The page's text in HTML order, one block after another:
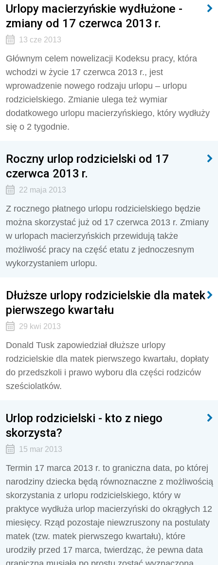
Urlopy macierzyńskie wydłużone -
zmiany od 17 czerwca 2013 r.
13 cze 2013
Głównym celem nowelizacji Kodeksu pracy, która
wchodzi w życie 17 czerwca 2013 r., jest
wprowadzenie nowego rodzaju urlopu – urlopu
rodzicielskiego. Zmianie ulega też wymiar
dodatkowego urlopu macierzyńskiego, który wydłuży
się o 2 tygodnie.
Roczny urlop rodzicielski od 17
czerwca 2013 r.
22 maja 2013
Z rocznego płatnego urlopu rodzicielskiego będzie
można skorzystać już od 17 czerwca 2013 r. Zmiany
w urlopach macierzyńskich przewidują także
możliwość pracy na część etatu z jednoczesnym
wykorzystaniem urlopu.
Dłuższe urlopy rodzicielskie dla matek
pierwszego kwartału
29 kwi 2013
Donald Tusk zapowiedział dłuższe urlopy
rodzicielskie dla matek pierwszego kwartału, dopłaty
do przedszkoli i prawo wyboru dla części rodziców
sześciolatków.
Urlop rodzicielski - kto z niego
skorzysta?
15 mar 2013
Termin 17 marca 2013 r. to graniczna data, po której
narodziny dziecka będą równoznaczne z możliwością
skorzystania z urlopu rodzicielskiego, który w
praktyce wydłuża urlop macierzyński do okrągłych 12
miesięcy. Rząd pozostaje niewzruszony na postulaty
matek (tzw. matek pierwszego kwartału), które
urodziły przed 17 marca, twierdząc, że pewna data